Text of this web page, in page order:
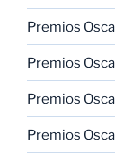
Premios
Premios
Premios
Premios